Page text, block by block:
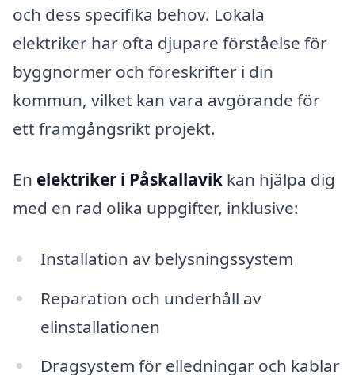
och dess specifika behov. Lokala
elektriker har ofta djupare förståelse för
byggnormer och föreskrifter i din
kommun, vilket kan vara avgörande för
ett framgångsrikt projekt.
En elektriker i Påskallavik kan hjälpa dig
med en rad olika uppgifter, inklusive:
Installation av belysningssystem
Reparation och underhåll av
elinstallationen
Dragsystem för elledningar och kablar